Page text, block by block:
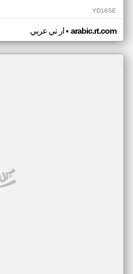
YD16SE
ار تي عربي• arabic.rt.com